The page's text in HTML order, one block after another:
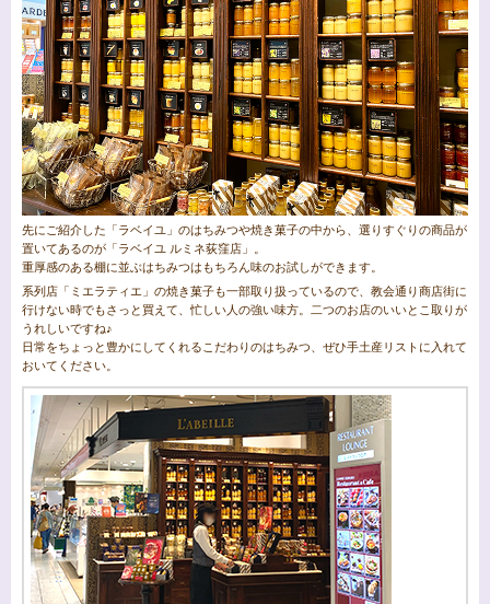
先にご紹介した「ラベイユ」のはちみつや焼き菓子の中から、選りすぐりの商品が
置いてあるのが「ラベイユ ルミネ荻窪店」。
重厚感のある棚に並ぶはちみつはもちろん味のお試しができます。
系列店「ミエラティエ」の焼き菓子も一部取り扱っているので、教会通り商店街に
行けない時でもさっと買えて、忙しい人の強い味方。二つのお店のいいとこ取りが
うれしいですね♪
日常をちょっと豊かにしてくれるこだわりのはちみつ、ぜひ手土産リストに入れて
おいてください。